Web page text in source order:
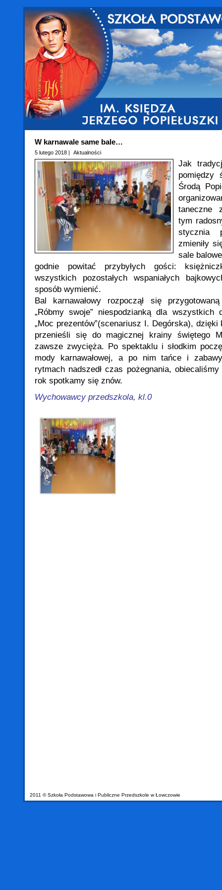
W karnawale same bale…
5 lutego 2018 | Aktualności
Jak
pomiędzy
Środą
taneczne
tym
stycznia
zmieniły
sale
godnie powitać przybyłych gości:
wszystkich pozostałych wspaniałych
sposób wymienić.
Bal karnawałowy rozpoczął się
„Róbmy swoje” niespodzianką dla wszystkich
„Moc prezentów”(scenariusz I. Degórska),
przenieśli się do magicznej krainy świętego
zawsze zwycięża. Po spektaklu i słodkim
mody karnawałowej, a po nim tańce i
rytmach nadszedł czas pożegnania,
rok spotkamy się znów.
Wychowawcy przedszkola, kl.0
2011 © Szkoła Podstawowa i Publiczne Przedszkole w Łowczowie